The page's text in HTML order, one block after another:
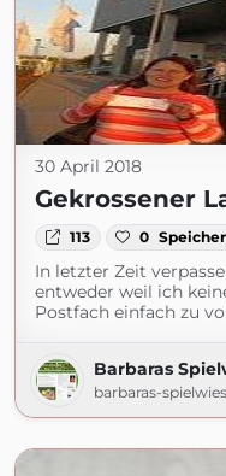
30 April 2018
Gekrossener
113 0
In letzter Zeit
entweder weil ich
Postfach einfach zu
Barbaras
barbaras-